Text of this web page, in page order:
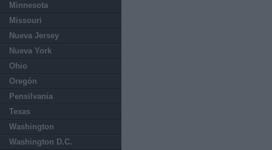
Minnesota
Missouri
Nueva Jersey
Nueva York
Ohio
Oregón
Pensilvania
Texas
Washington
Washington D.C.